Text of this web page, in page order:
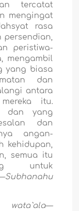
tercatat
mengingat
rasa
persendian,
peristiwa-
mengambil
yang biasa
dan
antara
itu.
dan yang
dan
angan-
kehidupan,
semua itu
untuk
Subhanahu
ala—